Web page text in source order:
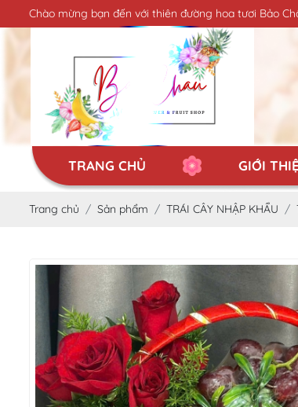
Chào mừng bạn đến với thiên đường hoa tươi Bảo
TRANG CHỦ GIỚI
Trang chủ Sản phẩm TRÁI CÂY NHẬP KHẨU